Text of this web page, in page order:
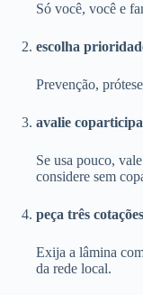
Só você, você e
escolha
Prevenção,
avalie
Se usa pouco,
considere sem
peça três
Exija a lâmina
da rede local.